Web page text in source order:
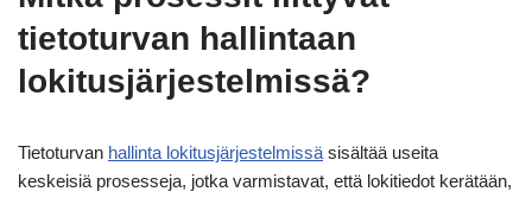
tietoturvan hallintaan
lokitusjärjestelmissä?
Tietoturvan hallinta lokitusjärjestelmissä sisältää useita
keskeisiä prosesseja, jotka varmistavat, että lokitiedot kerätään,